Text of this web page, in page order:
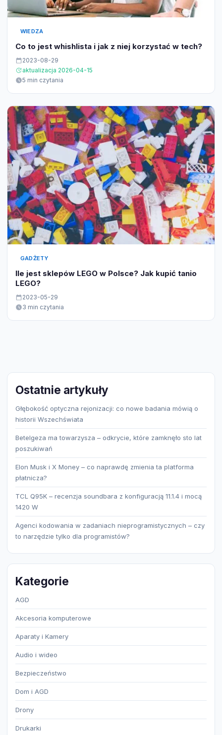
WIEDZA
Co to jest whishlista i jak z niej korzystać w tech?
2023-08-29
aktualizacja 2026-04-15
5 min czytania
GADŻETY
Ile jest sklepów LEGO w Polsce? Jak kupić tanio
LEGO?
2023-05-29
3 min czytania
Ostatnie artykuły
Głębokość optyczna rejonizacji: co nowe badania mówią o
historii Wszechświata
Betelgeza ma towarzysza – odkrycie, które zamknęło sto lat
poszukiwań
Elon Musk i X Money – co naprawdę zmienia ta platforma
płatnicza?
TCL Q95K – recenzja soundbara z konfiguracją 11.1.4 i mocą
1420 W
Agenci kodowania w zadaniach nieprogramistycznych – czy
to narzędzie tylko dla programistów?
Kategorie
AGD
Akcesoria komputerowe
Aparaty i Kamery
Audio i wideo
Bezpieczeństwo
Dom i AGD
Drony
Drukarki